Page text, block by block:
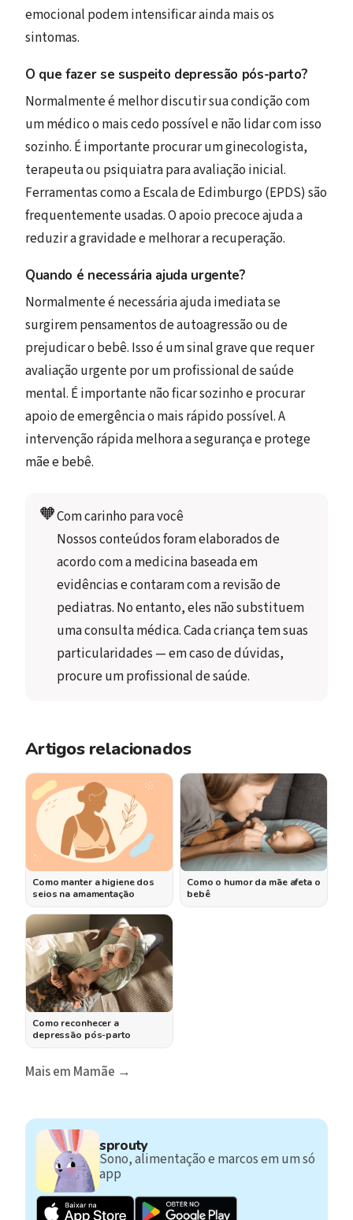
emocional podem intensificar ainda mais os
sintomas.
O que fazer se suspeito depressão pós-parto?
Normalmente é melhor discutir sua condição com
um médico o mais cedo possível e não lidar com isso
sozinho. É importante procurar um ginecologista,
terapeuta ou psiquiatra para avaliação inicial.
Ferramentas como a Escala de Edimburgo (EPDS) são
frequentemente usadas. O apoio precoce ajuda a
reduzir a gravidade e melhorar a recuperação.
Quando é necessária ajuda urgente?
Normalmente é necessária ajuda imediata se
surgirem pensamentos de autoagressão ou de
prejudicar o bebê. Isso é um sinal grave que requer
avaliação urgente por um profissional de saúde
mental. É importante não ficar sozinho e procurar
apoio de emergência o mais rápido possível. A
intervenção rápida melhora a segurança e protege
mãe e bebê.
🧡Com carinho para você
Nossos conteúdos foram elaborados de
acordo com a medicina baseada em
evidências e contaram com a revisão de
pediatras. No entanto, eles não substituem
uma consulta médica. Cada criança tem suas
particularidades — em caso de dúvidas,
procure um profissional de saúde.
Artigos relacionados
Como manter a higiene dos
seios na amamentação
Como o humor da mãe afeta o
bebê
Como reconhecer a
depressão pós-parto
Mais em Mamãe →
sprouty
Sono, alimentação e marcos em um só
app